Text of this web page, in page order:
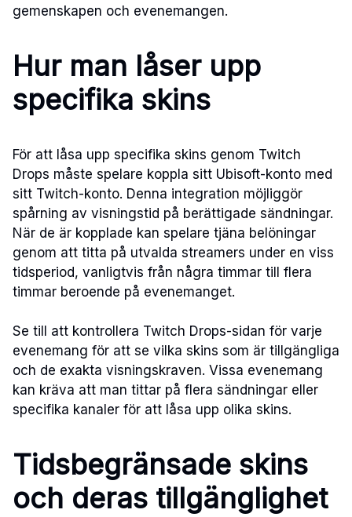
gemenskapen och evenemangen.
Hur man låser upp
specifika skins
För att låsa upp specifika skins genom Twitch
Drops måste spelare koppla sitt Ubisoft-konto med
sitt Twitch-konto. Denna integration möjliggör
spårning av visningstid på berättigade sändningar.
När de är kopplade kan spelare tjäna belöningar
genom att titta på utvalda streamers under en viss
tidsperiod, vanligtvis från några timmar till flera
timmar beroende på evenemanget.
Se till att kontrollera Twitch Drops-sidan för varje
evenemang för att se vilka skins som är tillgängliga
och de exakta visningskraven. Vissa evenemang
kan kräva att man tittar på flera sändningar eller
specifika kanaler för att låsa upp olika skins.
Tidsbegränsade skins
och deras tillgänglighet